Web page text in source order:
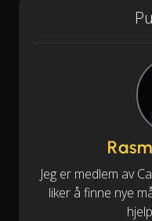
Jeg er medlem av
liker å finne nye